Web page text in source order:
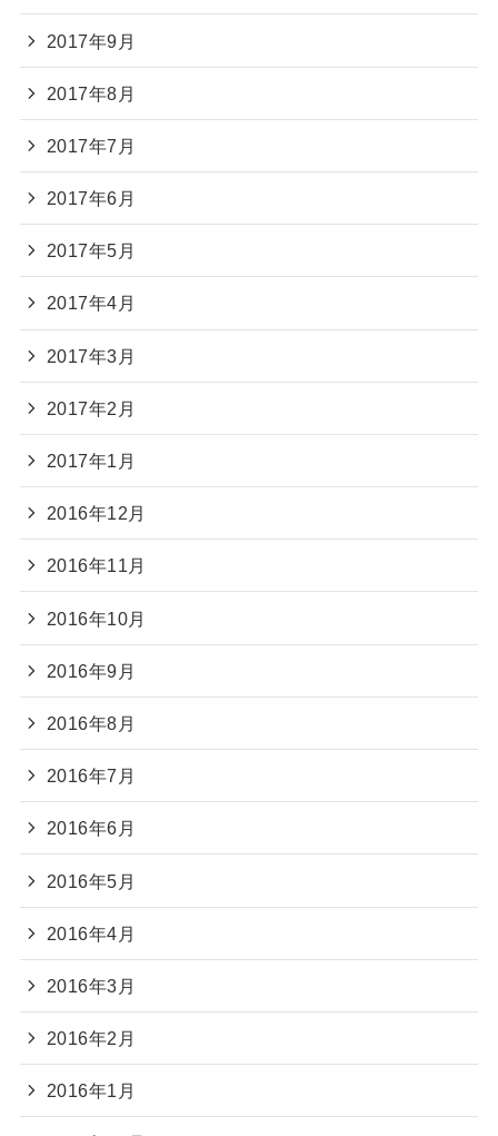
2017年9月
2017年8月
2017年7月
2017年6月
2017年5月
2017年4月
2017年3月
2017年2月
2017年1月
2016年12月
2016年11月
2016年10月
2016年9月
2016年8月
2016年7月
2016年6月
2016年5月
2016年4月
2016年3月
2016年2月
2016年1月